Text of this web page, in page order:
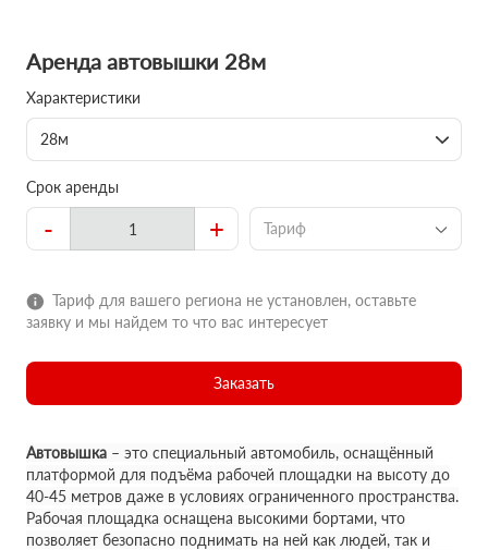
Аренда автовышки 28м
Характеристики
28м
Срок аренды
- + Тариф
Тариф для вашего региона не установлен, оставьте
заявку и мы найдем то что вас интересует
Заказать
Автовышка – это специальный автомобиль, оснащённый
платформой для подъёма рабочей площадки на высоту до
40-45 метров даже в условиях ограниченного пространства.
Рабочая площадка оснащена высокими бортами, что
позволяет безопасно поднимать на ней как людей, так и